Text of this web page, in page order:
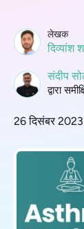
लेखक
दिव्यांश
संदीप
द्वारा
26 दिसंबर